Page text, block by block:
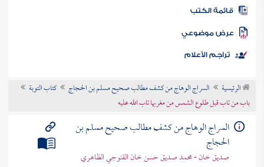
المكتبة
الكتب
موضوعي
تراجم الأعلام
الرئيسية السراج الوهاج من كشف مطالب صحيح مسلم بن الحجاج
كتاب التوبة
باب من تاب قبل طلوع الشمس من مغربها تاب الله عليه
السراج الوهاج من كشف مطالب صحيح مسلم بن
الحجاج
صديق خان - محمد صديق حسن خان القنوجي الظاهري